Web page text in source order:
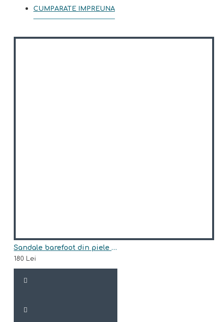
CUMPARATE IMPREUNA
Sandale barefoot din piele naturala model LILO
180 Lei